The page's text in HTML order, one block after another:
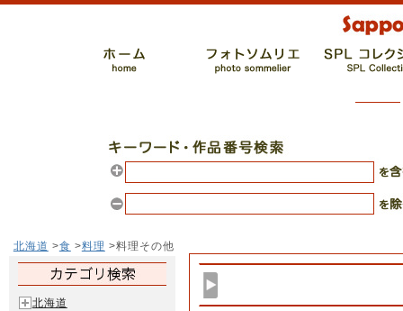
北海道 >食 >料理 >料理その他
北海道